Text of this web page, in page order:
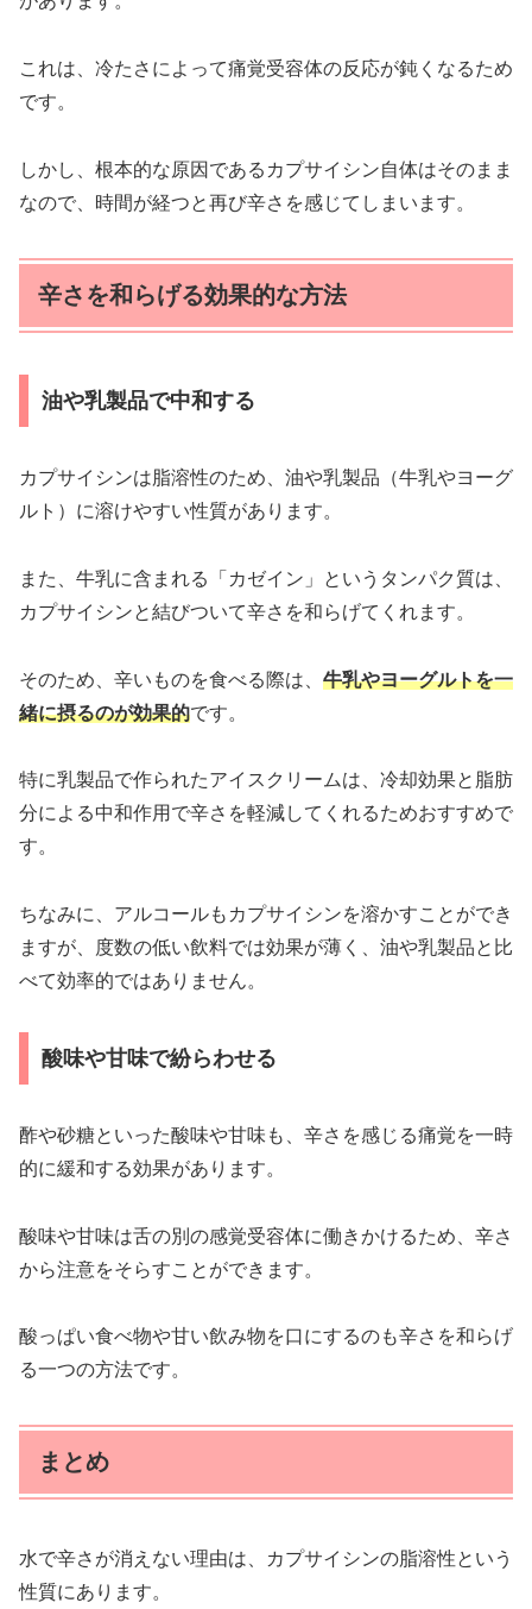
これは、冷たさによって痛覚受容体の反応が鈍くなるため
です。
しかし、根本的な原因であるカプサイシン自体はそのまま
なので、時間が経つと再び辛さを感じてしまいます。
辛さを和らげる効果的な方法
油や乳製品で中和する
カプサイシンは脂溶性のため、油や乳製品（牛乳やヨーグ
ルト）に溶けやすい性質があります。
また、牛乳に含まれる「カゼイン」というタンパク質は、
カプサイシンと結びついて辛さを和らげてくれます。
そのため、辛いものを食べる際は、 牛乳やヨーグルトを一
緒に摂るのが効果的です。
特に乳製品で作られたアイスクリームは、冷却効果と脂肪
分による中和作用で辛さを軽減してくれるためおすすめで
す。
ちなみに、アルコールもカプサイシンを溶かすことができ
ますが、度数の低い飲料では効果が薄く、油や乳製品と比
べて効率的ではありません。
酸味や甘味で紛らわせる
酢や砂糖といった酸味や甘味も、辛さを感じる痛覚を一時
的に緩和する効果があります。
酸味や甘味は舌の別の感覚受容体に働きかけるため、辛さ
から注意をそらすことができます。
酸っぱい食べ物や甘い飲み物を口にするのも辛さを和らげ
る一つの方法です。
まとめ
水で辛さが消えない理由は、カプサイシンの脂溶性という
性質にあります。